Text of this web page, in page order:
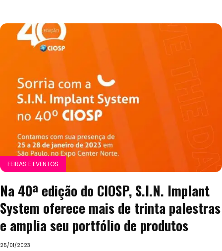
FEIRAS E EVENTOS
Na 40ª edição do CIOSP, S.I.N. Implant
System oferece mais de trinta palestras
e amplia seu portfólio de produtos
25/01/2023